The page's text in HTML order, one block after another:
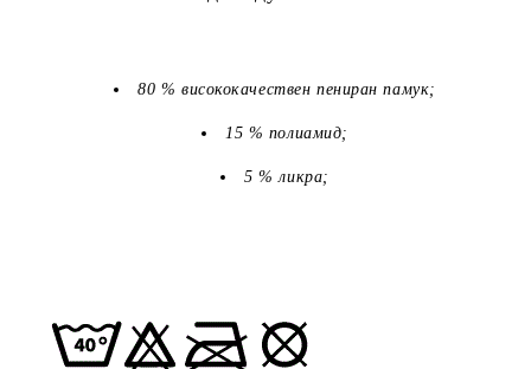
80 % висококачествен пениран памук;
15 % полиамид;
5 % ликра;